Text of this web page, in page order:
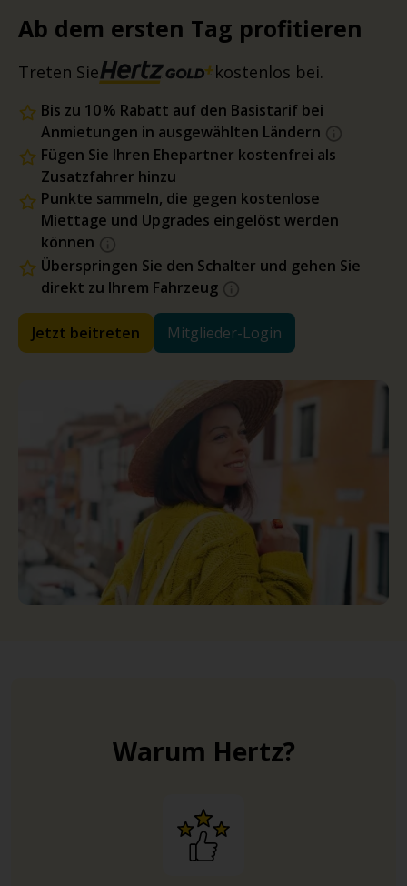
Ab dem ersten Tag profitieren
Treten Sie kostenlos bei.
Bis zu 10 % Rabatt auf den Basistarif bei
Anmietungen in ausgewählten Ländern
Fügen Sie Ihren Ehepartner kostenfrei als
Zusatzfahrer hinzu
Punkte sammeln, die gegen kostenlose
Miettage und Upgrades eingelöst werden
können
Überspringen Sie den Schalter und gehen Sie
direkt zu Ihrem Fahrzeug
Jetzt beitreten Mitglieder-Login
Warum Hertz?